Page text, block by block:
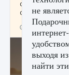
сохранение
сохранение
9 августа 2024
не
выходя
найти